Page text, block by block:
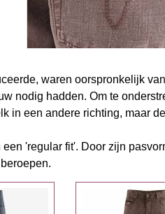
waren oorspronkelijk
nodig hadden. Om te
in een andere richting, maar
'regular fit'. Door zijn